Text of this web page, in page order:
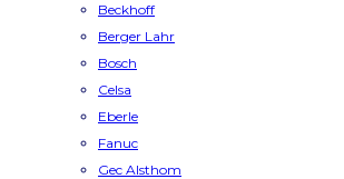
Beckhoff
Berger Lahr
Bosch
Celsa
Eberle
Fanuc
Gec Alsthom